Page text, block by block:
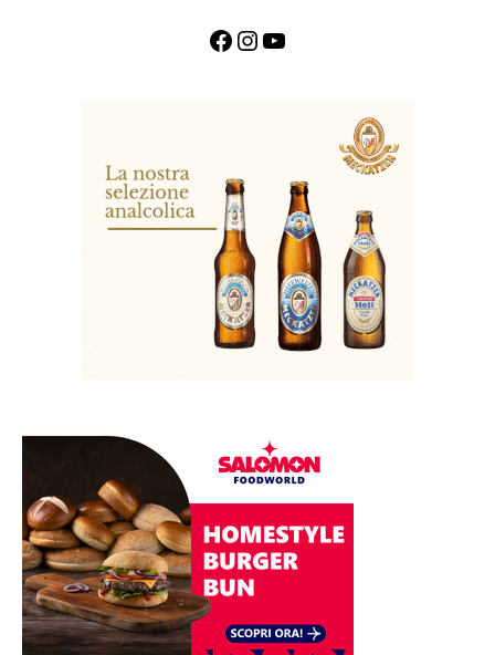
Facebook InstagramYouTube